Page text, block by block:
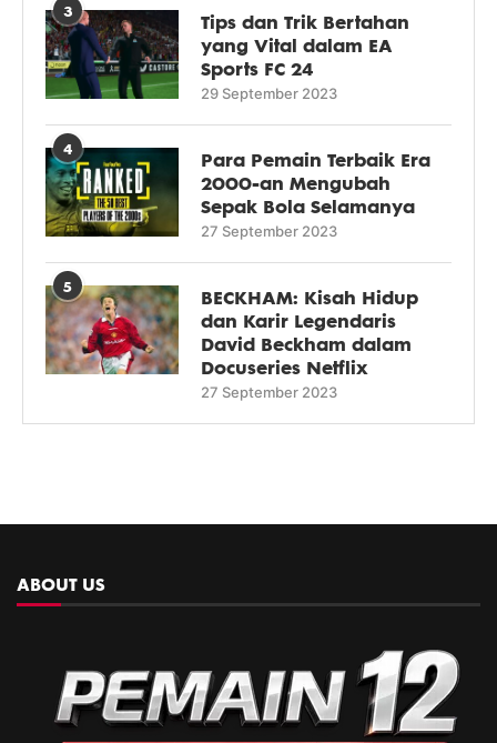
3
Tips dan Trik Bertahan
yang Vital dalam EA
Sports FC 24
29 September 2023
4
Para Pemain Terbaik Era
2000-an Mengubah
Sepak Bola Selamanya
27 September 2023
5
BECKHAM: Kisah Hidup
dan Karir Legendaris
David Beckham dalam
Docuseries Netflix
27 September 2023
ABOUT US